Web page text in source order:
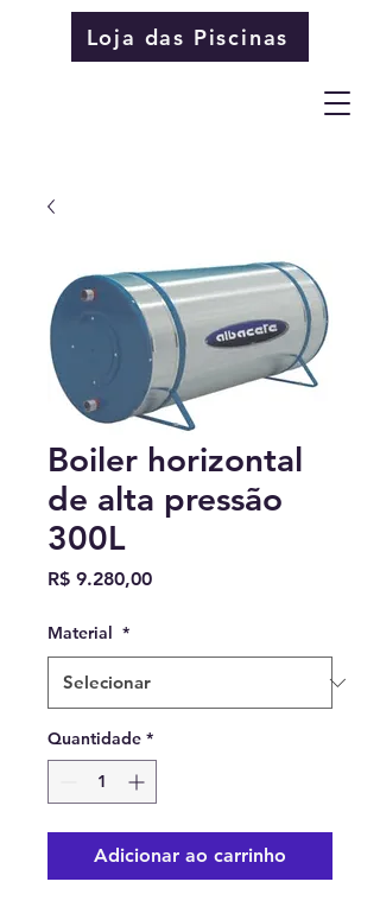
Loja das Piscinas
Boiler horizontal
de alta pressão
300L
R$ 9.280,00Preço
Material *
Quantidade *
Adicionar ao carrinho